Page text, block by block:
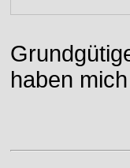
haben